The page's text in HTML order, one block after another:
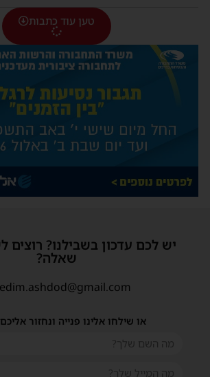
טען עוד כתבות
יש לכם עדכון בשבילנו? רוצים
שאלה?
או שילחו אלינו פנייה ונחזור